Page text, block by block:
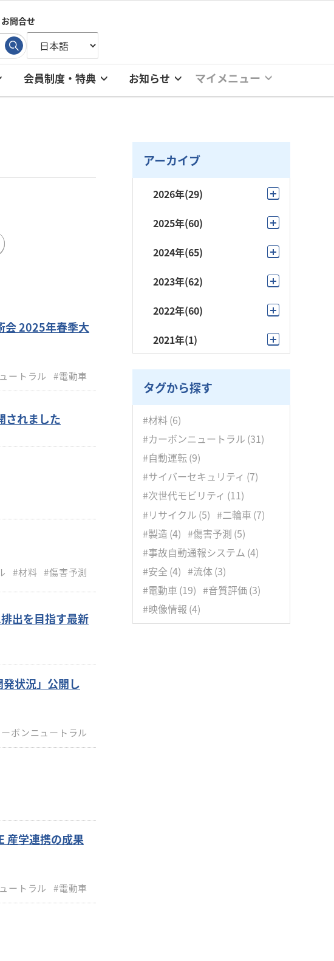
お問合せ
会員制度・特典 お知らせ マイメニュー
会 2025年春季大
ートラル #電動車
されました
#材料 #傷害予測
出を目指す最新
状況」公開し
ボンニュートラル
産学連携の成果
ートラル #電動車
アーカイブ
2026年(29)
8月(4)
5月 (4)
4月(5)
3月(4)
1月(4)
2025年(60)
12月(4)
9月 (15)
8月(3)
7月(6)
6月(3)
5月(4)
4月(3)
3月(5)
2月
1月 (4)
2024年(65)
12月(2)
9月 (21)
8月(5)
7月 (6)
6月(4)
5月(2)
4月 (2)
3月(5)
2月(4)
1月(5)
2023年(62)
12月(4)
10月(9)
7月(2)
6月
5月 (6)
4月(3)
3月 (4)
2月 (7)
1月(5)
2022年(60)
12月(10)
10月(5)
9月(4)
8月 (5)
7月(5)
6月(3)
5月(6)
3月(8)
2021年(1)
タグから探す
#材料 (6)
#カーボンニュートラル (31)
#自動運転(9)
#サイバーセキュリティ (7)
#次世代モビリティ (11)
#リサイクル (5) #二輪車 (7)
#製造 (4) #傷害予測 (5)
#事故自動通報システム (4)
#安全 (4) #流体(3)
#電動車 (19) #音質評価 (3)
#映像情報 (4)